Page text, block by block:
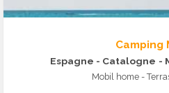
Camping
Espagne - Catalogne -
Mobil home -